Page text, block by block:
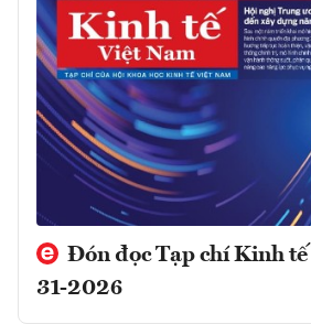
Đón đọc Tạp chí Kinh tế
31-2026